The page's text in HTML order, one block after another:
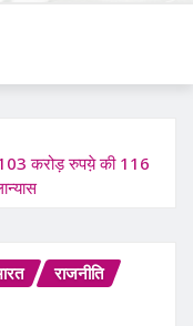
103 करोड़ रुपये़ की 116
राजनीति